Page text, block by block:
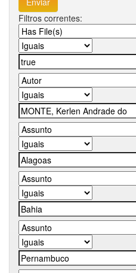
Filtros correntes: